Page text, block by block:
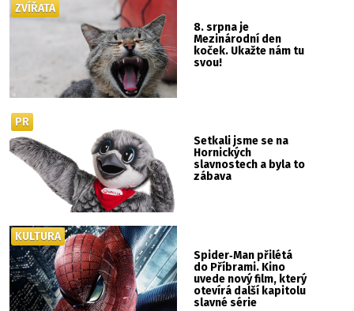
8. srpna je
Mezinárodní den
koček. Ukažte nám tu
svou!
ZVÍŘATA
Setkali jsme se na
Hornických
slavnostech a byla to
zábava
PR
Spider‑Man přilétá
do Příbrami. Kino
uvede nový film, který
otevírá další kapitolu
slavné série
KULTURA